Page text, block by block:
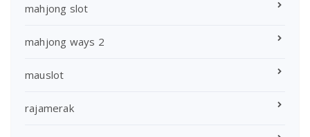
mahjong slot
mahjong ways 2
mauslot
rajamerak